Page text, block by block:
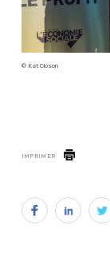
© Kat Closon
IMPRIMER